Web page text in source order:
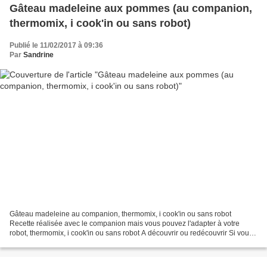
Gâteau madeleine aux pommes (au companion,
thermomix, i cook'in ou sans robot)
Publié le 11/02/2017 à 09:36
Par Sandrine
Gâteau madeleine au companion, thermomix, i cook'in ou sans robot
Recette réalisée avec le companion mais vous pouvez l'adapter à votre
robot, thermomix, i cook'in ou sans robot A découvrir ou redécouvrir Si vous